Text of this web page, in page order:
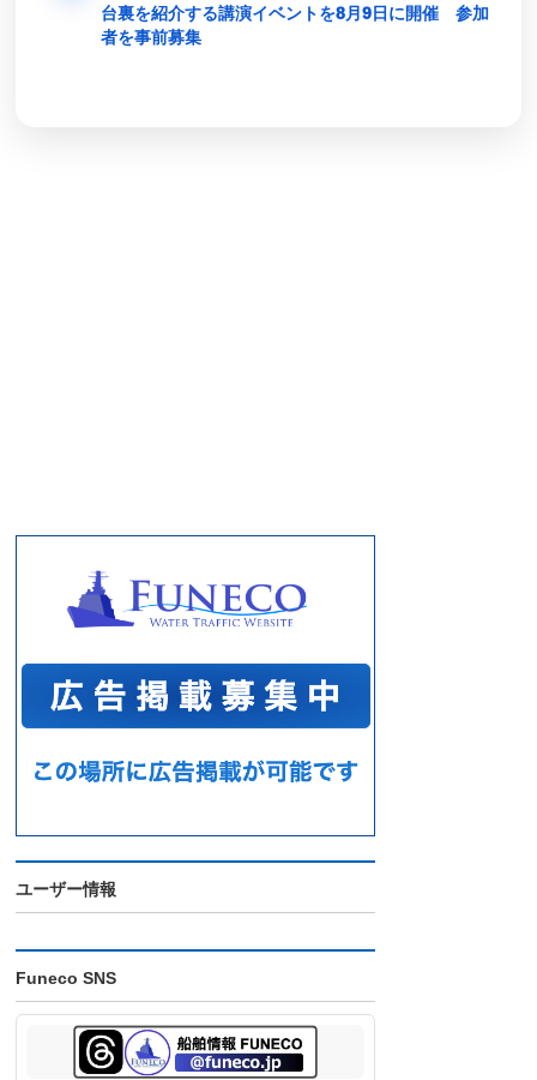
台裏を紹介する講演イベントを8月9日に開催 参加
者を事前募集
ユーザー情報
Funeco SNS